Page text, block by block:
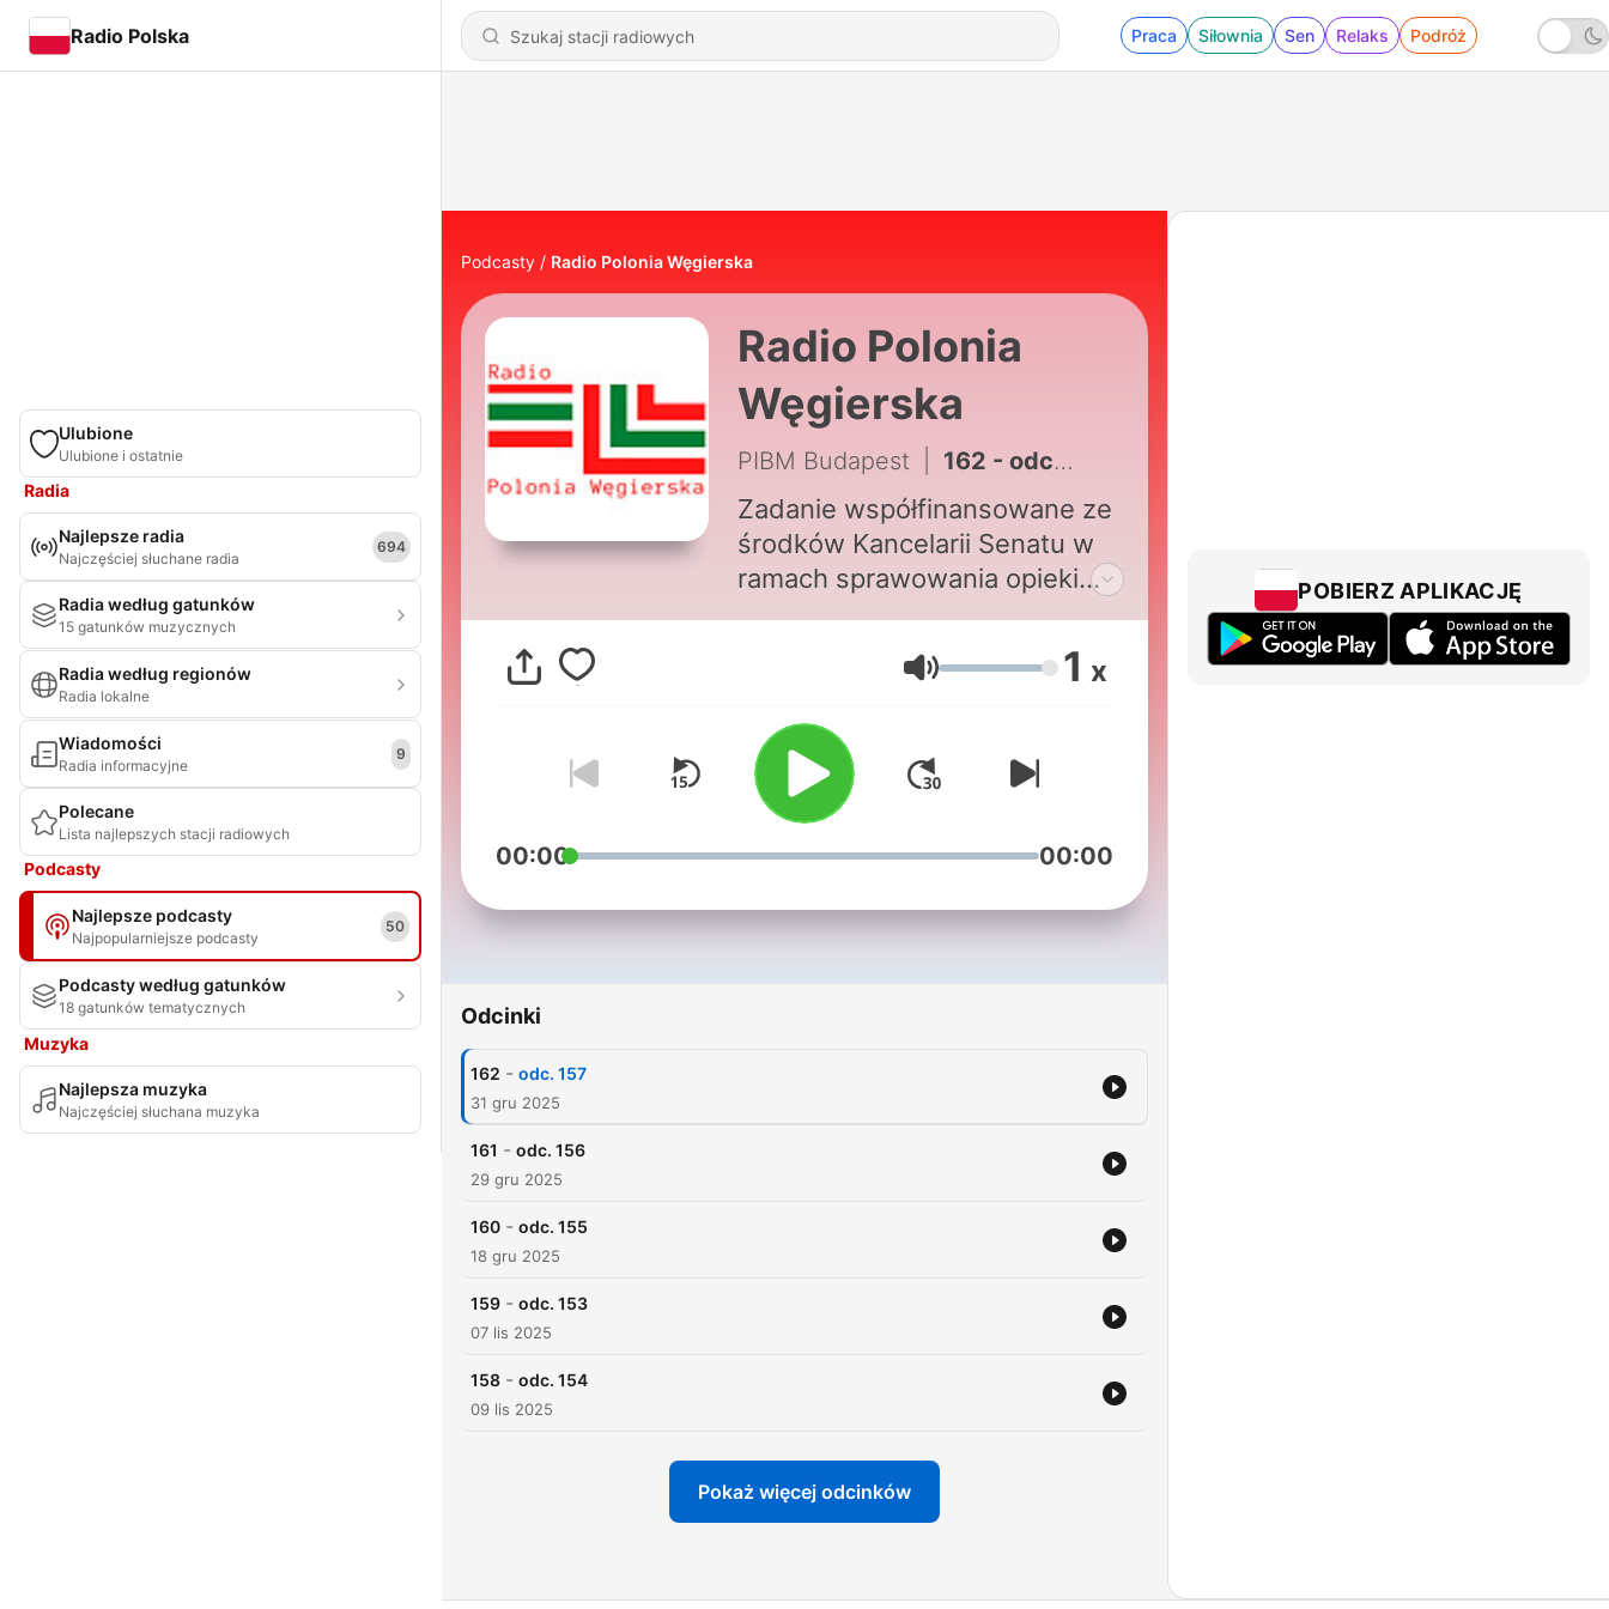
Radio Polska Praca Siłownia Sen Relaks Podróż
Ulubione
Ulubione i ostatnie
Radia
Najlepsze radia
Najczęściej słuchane radia
694
Radia według gatunków
15 gatunków muzycznych
Radia według regionów
Radia lokalne
Wiadomości
Radia informacyjne
9
Polecane
Lista najlepszych stacji radiowych
Podcasty
Najlepsze podcasty
Najpopularniejsze podcasty
50
Podcasty według gatunków
18 gatunków tematycznych
Muzyka
Najlepsza muzyka
Najczęściej słuchana muzyka
Podcasty Radio Polonia Węgierska
Radio Polonia
Węgierska
PIBM Budapest 162 - odc. 157
Zadanie współfinansowane ze
środków Kancelarii Senatu w
ramach sprawowania opieki
Senatu Rzeczypospolitej
Polskiej nad Polonią i Polakami
za granicą w 2025 roku ***
Audycja poświęcona Polakom
mieszkającym na Węgrzech:
prwegry@gmail.com
Głośność 1 x
00:00 00:00
Odcinki
162 - odc. 157
31 gru 2025
161 - odc. 156
29 gru 2025
160 - odc. 155
18 gru 2025
159 - odc. 153
07 lis 2025
158 - odc. 154
09 lis 2025
Pokaż więcej odcinków
POBIERZ APLIKACJĘ